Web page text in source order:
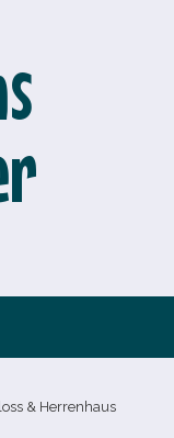
& Herrenhaus